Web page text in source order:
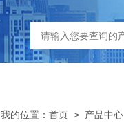
我的位置： 首页 > 产品中心